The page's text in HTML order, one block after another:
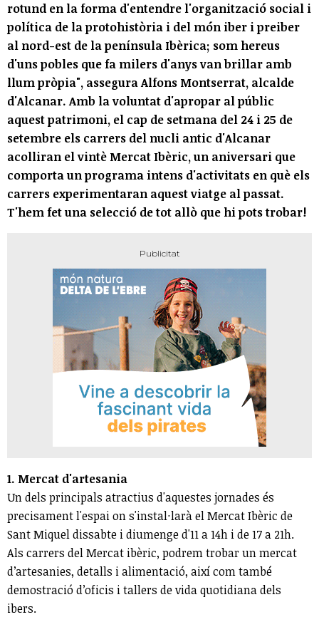
rotund en la forma d'entendre l'organització social i
política de la protohistòria i del món iber i preiber
al nord-est de la península Ibèrica; som hereus
d'uns pobles que fa milers d'anys van brillar amb
llum pròpia", assegura Alfons Montserrat, alcalde
d'Alcanar. Amb la voluntat d'apropar al públic
aquest patrimoni, el cap de setmana del 24 i 25 de
setembre els carrers del nucli antic d'Alcanar
acolliran el vintè Mercat Ibèric, un aniversari que
comporta un programa intens d'activitats en què els
carrers experimentaran aquest viatge al passat.
T'hem fet una selecció de tot allò que hi pots trobar!
1. Mercat d'artesania
Un dels principals atractius d'aquestes jornades és
precisament l'espai on s'instal·larà el Mercat Ibèric de
Sant Miquel dissabte i diumenge d'11 a 14h i de 17 a 21h.
Als carrers del Mercat ibèric, podrem trobar un mercat
d’artesanies, detalls i alimentació, així com també
demostració d’oficis i tallers de vida quotidiana dels
ibers.